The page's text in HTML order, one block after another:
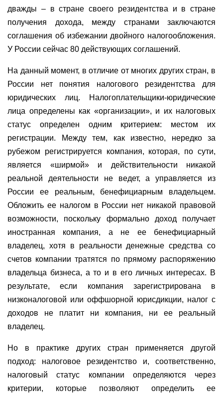
дважды – в стране своего резидентства и в стране
получения дохода, между странами заключаются
соглашения об избежании двойного налогообложения.
У России сейчас 80 действующих соглашений.
На данный момент, в отличие от многих других стран, в
России нет понятия налогового резидентства для
юридических лиц. Налогоплательщики-юридические
лица определены как «организации», и их налоговых
статус определен одним критерием: местом их
регистрации. Между тем, как известно, нередко за
рубежом регистрируется компания, которая, по сути,
является «ширмой» и действительности никакой
реальной деятельности не ведет, а управляется из
России ее реальным, бенефициарным владельцем.
Обложить ее налогом в России нет никакой правовой
возможности, поскольку формально доход получает
иностранная компания, а не ее бенефициарный
владелец, хотя в реальности денежные средства со
счетов компании тратятся по прямому распоряжению
владельца бизнеса, а то и в его личных интересах. В
результате, если компания зарегистрирована в
низконалоговой или оффшорной юрисдикции, налог с
доходов не платит ни компания, ни ее реальный
владелец.
Но в практике других стран применяется другой
подход: налоговое резидентство и, соответственно,
налоговый статус компании определяются через
критерии, которые позволяют определить ее